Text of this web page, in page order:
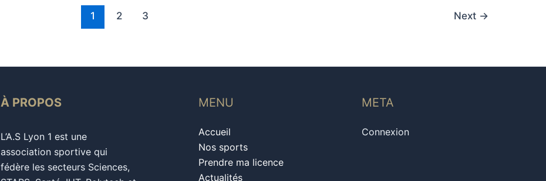
1 2 3 Next →
À PROPOS
L’A.S Lyon 1 est une
association sportive qui
fédère les secteurs Sciences,
MENU
Accueil
Nos sports
Prendre ma licence
Actualités
META
Connexion